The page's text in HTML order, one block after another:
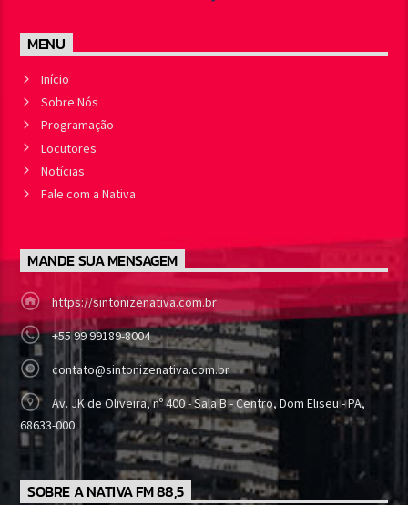
MENU
Início
Sobre Nós
Programação
Locutores
Notícias
Fale com a Nativa
MANDE SUA MENSAGEM
https://sintonizenativa.com.br
+55 99 99189-8004
contato@sintonizenativa.com.br
Av. JK de Oliveira, nº 400 - Sala B - Centro, Dom Eliseu - PA,
68633-000
SOBRE A NATIVA FM 88,5